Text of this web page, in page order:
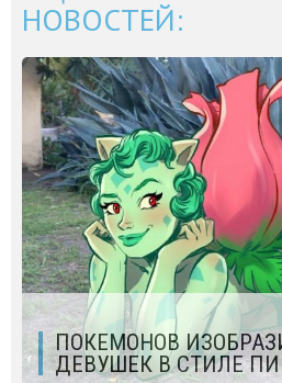
НОВОСТЕЙ:
ПОКЕМОНОВ
ДЕВУШЕК В СТИЛЕ